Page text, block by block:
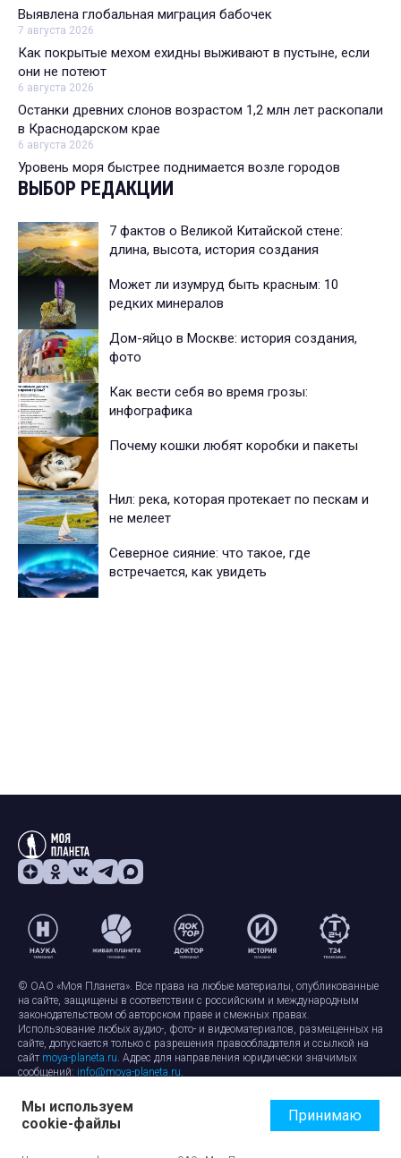
Выявлена глобальная миграция бабочек
7 августа 2026
Как покрытые мехом ехидны выживают в пустыне, если
они не потеют
6 августа 2026
Останки древних слонов возрастом 1,2 млн лет раскопали
в Краснодарском крае
6 августа 2026
Уровень моря быстрее поднимается возле городов
ВЫБОР РЕДАКЦИИ
7 фактов о Великой Китайской стене:
длина, высота, история создания
Может ли изумруд быть красным: 10
редких минералов
Дом-яйцо в Москве: история создания,
фото
Как вести себя во время грозы:
инфографика
Почему кошки любят коробки и пакеты
Нил: река, которая протекает по пескам и
не мелеет
Северное сияние: что такое, где
встречается, как увидеть
© ОАО «Моя Планета». Все права на любые материалы, опубликованные
на сайте, защищены в соответствии с российским и международным
законодательством об авторском праве и смежных правах.
Использование любых аудио-, фото- и видеоматериалов, размещенных на
сайте, допускается только с разрешения правообладателя и ссылкой на
сайт moya-planeta.ru. Адрес для направления юридически значимых
сообщений: info@moya-planeta.ru.
Правила сайтаРабота с cookie-файлами
Защита персональных данных
Обработка персональных данных
Мы используем
cookie-файлы
Принимаю